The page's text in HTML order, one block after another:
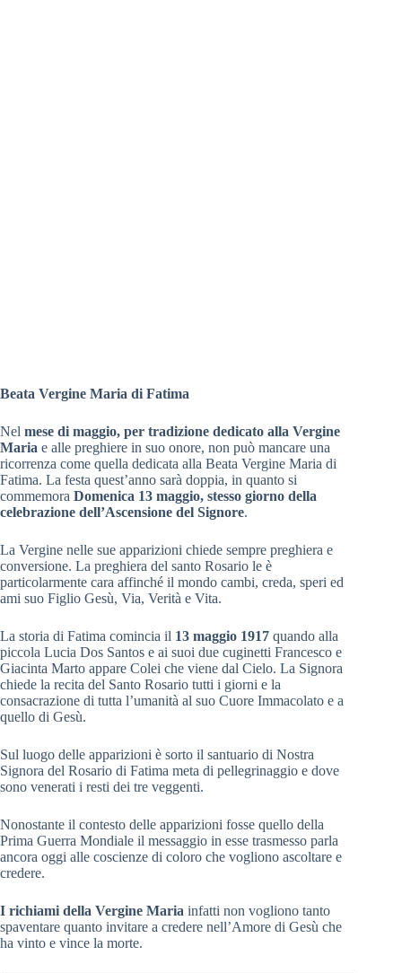
Beata Vergine Maria di Fatima
Nel mese di maggio, per tradizione dedicato alla Vergine
Maria e alle preghiere in suo onore, non può mancare una
ricorrenza come quella dedicata alla Beata Vergine Maria di
Fatima. La festa quest’anno sarà doppia, in quanto si
commemora Domenica 13 maggio, stesso giorno della
celebrazione dell’Ascensione del Signore.
La Vergine nelle sue apparizioni chiede sempre preghiera e
conversione. La preghiera del santo Rosario le è
particolarmente cara affinché il mondo cambi, creda, speri ed
ami suo Figlio Gesù, Via, Verità e Vita.
La storia di Fatima comincia il 13 maggio 1917 quando alla
piccola Lucia Dos Santos e ai suoi due cuginetti Francesco e
Giacinta Marto appare Colei che viene dal Cielo. La Signora
chiede la recita del Santo Rosario tutti i giorni e la
consacrazione di tutta l’umanità al suo Cuore Immacolato e a
quello di Gesù.
Sul luogo delle apparizioni è sorto il santuario di Nostra
Signora del Rosario di Fatima meta di pellegrinaggio e dove
sono venerati i resti dei tre veggenti.
Nonostante il contesto delle apparizioni fosse quello della
Prima Guerra Mondiale il messaggio in esse trasmesso parla
ancora oggi alle coscienze di coloro che vogliono ascoltare e
credere.
I richiami della Vergine Maria infatti non vogliono tanto
spaventare quanto invitare a credere nell’Amore di Gesù che
ha vinto e vince la morte.